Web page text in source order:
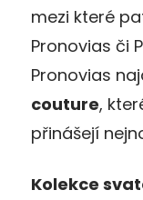
mezi které
Pronovias či
Pronovias
couture,
přinášejí
Kolekce